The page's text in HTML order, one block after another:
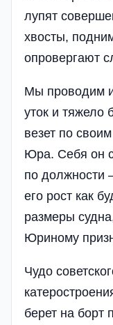
лупят
хвосты,
опровергают
Мы проводим
уток и тяжело
везет по
Юра. Себя он
по должности
его рост как
размеры
Юриному
Чудо
берет на борт